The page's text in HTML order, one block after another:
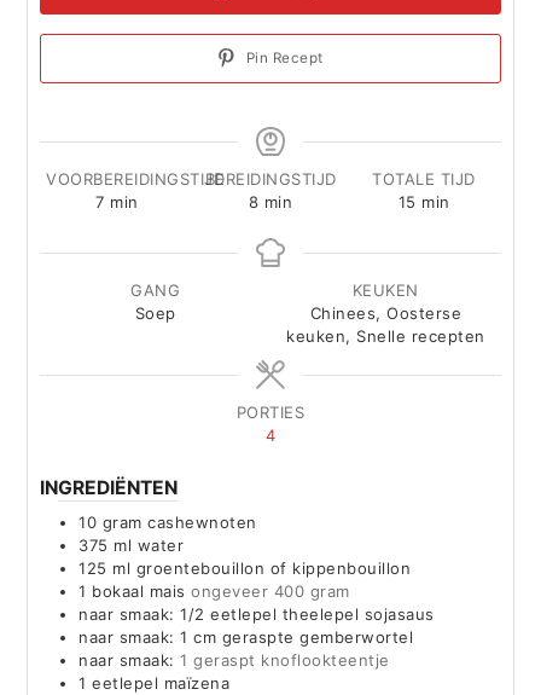
Pin Recept
VOORBEREIDINGSTIJD
7minuten
min
BEREIDINGSTIJD
8minuten
min
TOTALE TIJD
15 minuten
min
GANG
Soep
KEUKEN
Chinees, Oosterse
keuken, Snelle recepten
PORTIES
4
INGREDIËNTEN
10 gram cashewnoten
375 ml water
125 ml groentebouillon of kippenbouillon
1 bokaal mais ongeveer 400 gram
naar smaak: 1/2 eetlepel theelepel sojasaus
naar smaak: 1 cm geraspte gemberwortel
naar smaak: 1 geraspt knoflookteentje
1 eetlepel maïzena